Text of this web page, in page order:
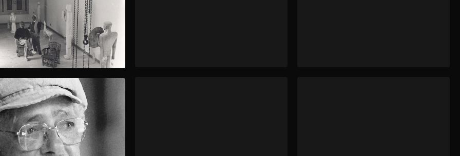
آل حنين في مرسم آدم بالحرانية، إبريل ١٩٩٣
لمحات من حياة آدم حنين